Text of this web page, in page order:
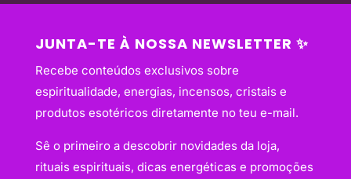
JUNTA-TE À NOSSA NEWSLETTER ✨
Recebe conteúdos exclusivos sobre
espiritualidade, energias, incensos, cristais e
produtos esotéricos diretamente no teu e-mail.
Sê o primeiro a descobrir novidades da loja,
rituais espirituais, dicas energéticas e promoções